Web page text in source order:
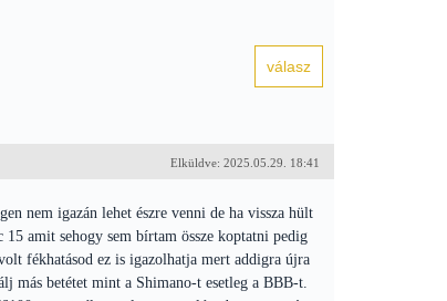
Elküldve: 2025.05.29. 18:41
nem igazán lehet észre venni de ha vissza hült
amit sehogy sem bírtam össze koptatni pedig
fékhatásod ez is igazolhatja mert addigra újra
más betétet mint a Shimano-t esetleg a BBB-t.